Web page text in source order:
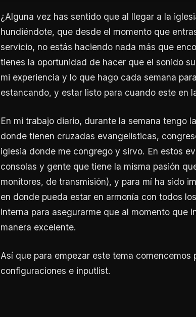
¿Alguna vez has sentido que al llegar a la
hundiéndote, que desde el momento que
servicio, no estás haciendo nada más que
tienes la oportunidad de hacer que el sonido
mi experiencia y lo que hago cada semana
estancando, y estar listo para cuando este en
En mi trabajo diario, durante la semana tengo
donde tienen cruzadas evangelisticas,
iglesia donde me congrego y sirvo. En estos
consolas y gente que tiene la misma pasión
monitores, de transmisión), y para mí ha sido
en donde pueda estar en armonía con todos
interna para asegurarme que al momento que
manera excelente.
Así que para empezar este tema comencemos
configuraciones e inputlist.